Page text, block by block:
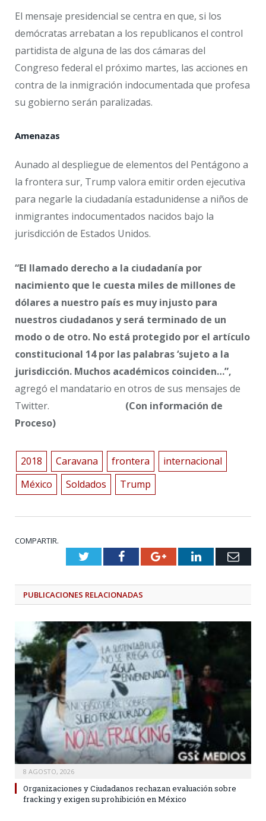
El mensaje presidencial se centra en que, si los
demócratas arrebatan a los republicanos el control
partidista de alguna de las dos cámaras del
Congreso federal el próximo martes, las acciones en
contra de la inmigración indocumentada que profesa
su gobierno serán paralizadas.
Amenazas
Aunado al despliegue de elementos del Pentágono a
la frontera sur, Trump valora emitir orden ejecutiva
para negarle la ciudadanía estadunidense a niños de
inmigrantes indocumentados nacidos bajo la
jurisdicción de Estados Unidos.
“El llamado derecho a la ciudadanía por
nacimiento que le cuesta miles de millones de
dólares a nuestro país es muy injusto para
nuestros ciudadanos y será terminado de un
modo o de otro. No está protegido por el artículo
constitucional 14 por las palabras ‘sujeto a la
jurisdicción. Muchos académicos coinciden…”,
agregó el mandatario en otros de sus mensajes de
Twitter. (Con información de
Proceso)
2018 Caravana frontera
internacional
México
Soldados Trump
COMPARTIR.
TwitterFacebookGoogle+LinkedIn
PUBLICACIONES RELACIONADAS
8 AGOSTO, 2026
Organizaciones y Ciudadanos rechazan evaluación sobre
fracking y exigen su prohibición en México